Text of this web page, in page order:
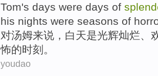
Tom's days were days of
his nights were seasons of
对汤姆来说， 白天是光辉灿烂、
怖的时刻。
youdao